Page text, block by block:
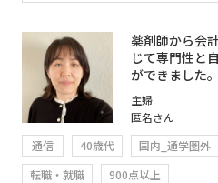
薬剤師から会
じて専門性と
ができました。
主婦
匿名さん
通信
40歳代 国内_通学圏外
転職・就職
900点以上